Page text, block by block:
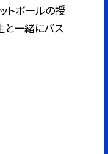
トボールの授
と一緒にバス